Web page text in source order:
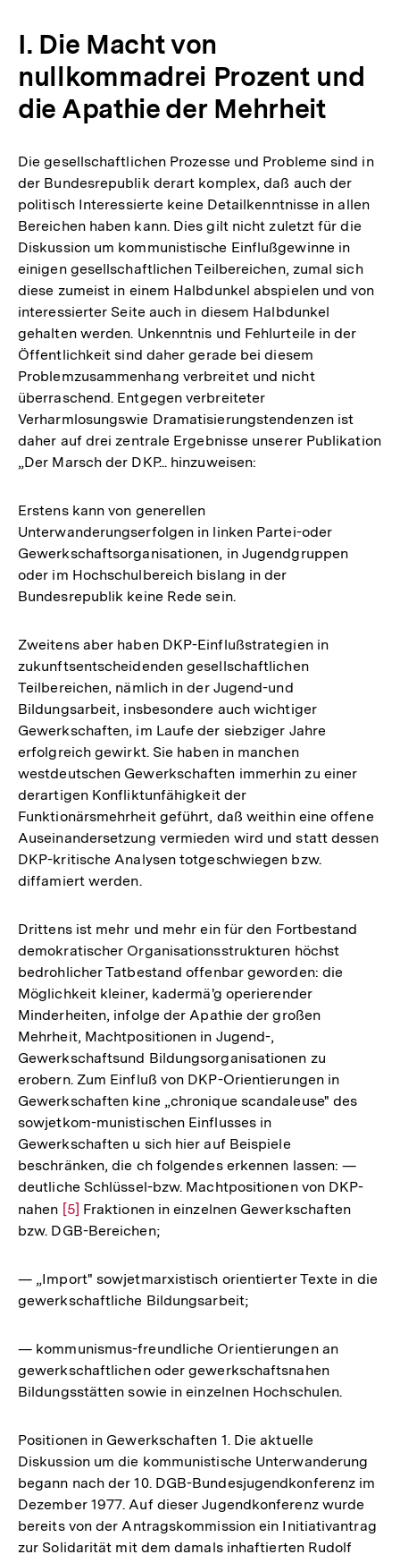
Fußnote
I. Die Macht von
nullkommadrei Prozent und
die Apathie der Mehrheit
Die gesellschaftlichen Prozesse und Probleme sind in
der Bundesrepublik derart komplex, daß auch der
politisch Interessierte keine Detailkenntnisse in allen
Bereichen haben kann. Dies gilt nicht zuletzt für die
Diskussion um kommunistische Einflußgewinne in
einigen gesellschaftlichen Teilbereichen, zumal sich
diese zumeist in einem Halbdunkel abspielen und von
interessierter Seite auch in diesem Halbdunkel
gehalten werden. Unkenntnis und Fehlurteile in der
Öffentlichkeit sind daher gerade bei diesem
Problemzusammenhang verbreitet und nicht
überraschend. Entgegen verbreiteter
Verharmlosungswie Dramatisierungstendenzen ist
daher auf drei zentrale Ergebnisse unserer Publikation
„Der Marsch der DKP... hinzuweisen:
Erstens kann von generellen
Unterwanderungserfolgen in linken Partei-oder
Gewerkschaftsorganisationen, in Jugendgruppen
oder im Hochschulbereich bislang in der
Bundesrepublik keine Rede sein.
Zweitens aber haben DKP-Einflußstrategien in
zukunftsentscheidenden gesellschaftlichen
Teilbereichen, nämlich in der Jugend-und
Bildungsarbeit, insbesondere auch wichtiger
Gewerkschaften, im Laufe der siebziger Jahre
erfolgreich gewirkt. Sie haben in manchen
westdeutschen Gewerkschaften immerhin zu einer
derartigen Konfliktunfähigkeit der
Funktionärsmehrheit geführt, daß weithin eine offene
Auseinandersetzung vermieden wird und statt dessen
DKP-kritische Analysen totgeschwiegen bzw.
diffamiert werden.
Drittens ist mehr und mehr ein für den Fortbestand
demokratischer Organisationsstrukturen höchst
bedrohlicher Tatbestand offenbar geworden: die
Möglichkeit kleiner, kadermä'g operierender
Minderheiten, infolge der Apathie der großen
Mehrheit, Machtpositionen in Jugend-,
Gewerkschaftsund Bildungsorganisationen zu
erobern. Zum Einfluß von DKP-Orientierungen in
Gewerkschaften kine „chronique scandaleuse" des
sowjetkom-munistischen Einflusses in
Gewerkschaften u sich hier auf Beispiele
beschränken, die ch folgendes erkennen lassen: —
deutliche Schlüssel-bzw. Machtpositionen von DKP-
nahen Zur
Auflösung
Fußnote
[5] Fraktionen in einzelnen Gewerkschaften
bzw. DGB-Bereichen;
— „Import" sowjetmarxistisch orientierter Texte in die
gewerkschaftliche Bildungsarbeit;
— kommunismus-freundliche Orientierungen an
gewerkschaftlichen oder gewerkschaftsnahen
Bildungsstätten sowie in einzelnen Hochschulen.
Positionen in Gewerkschaften 1. Die aktuelle
Diskussion um die kommunistische Unterwanderung
begann nach der 10. DGB-Bundesjugendkonferenz im
Dezember 1977. Auf dieser Jugendkonferenz wurde
bereits von der Antragskommission ein Initiativantrag
zur Solidarität mit dem damals inhaftierten Rudolf